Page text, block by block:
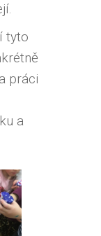
tyto
práci
a